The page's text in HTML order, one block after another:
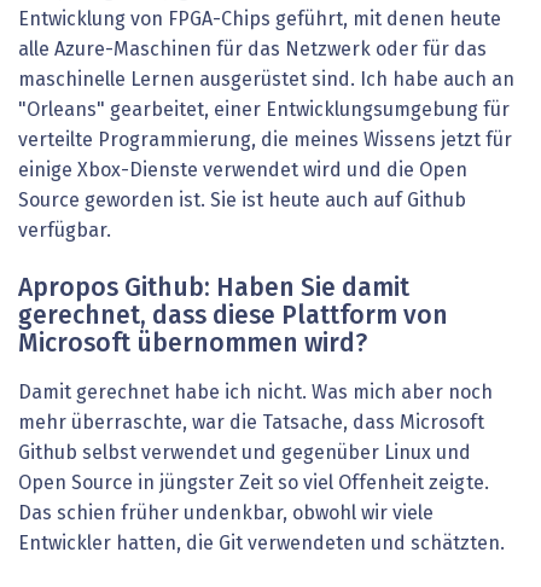
Entwicklung von FPGA-Chips geführt, mit denen heute
alle Azure-Maschinen für das Netzwerk oder für das
maschinelle Lernen ausgerüstet sind. Ich habe auch an
"Orleans" gearbeitet, einer Entwicklungsumgebung für
verteilte Programmierung, die meines Wissens jetzt für
einige Xbox-Dienste verwendet wird und die Open
Source geworden ist. Sie ist heute auch auf Github
verfügbar.
Apropos Github: Haben Sie damit
gerechnet, dass diese Plattform von
Microsoft übernommen wird?
Damit gerechnet habe ich nicht. Was mich aber noch
mehr überraschte, war die Tatsache, dass Microsoft
Github selbst verwendet und gegenüber Linux und
Open Source in jüngster Zeit so viel Offenheit zeigte.
Das schien früher undenkbar, obwohl wir viele
Entwickler hatten, die Git verwendeten und schätzten.